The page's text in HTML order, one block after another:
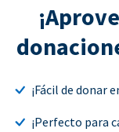
¡Fácil de donar
¡Perfecto para